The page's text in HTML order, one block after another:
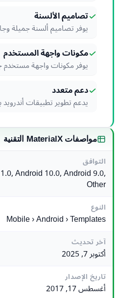
تصاميم الألسنة
يوفر تصاميم ألسنة جميلة
مكونات واجهة المستخدم
يوفر مكونات واجهة مستخدم
دعم متعدد
يدعم تطوير تطبيقات
مواصفات MaterialX التقنية
التوافق
Android 10.0, Android 9.0,
Other
النوع
Mobile › Android › Templates
آخر تحديث
أكتوبر 7, 2025
تاريخ الإصدار
أغسطس 17, 2017